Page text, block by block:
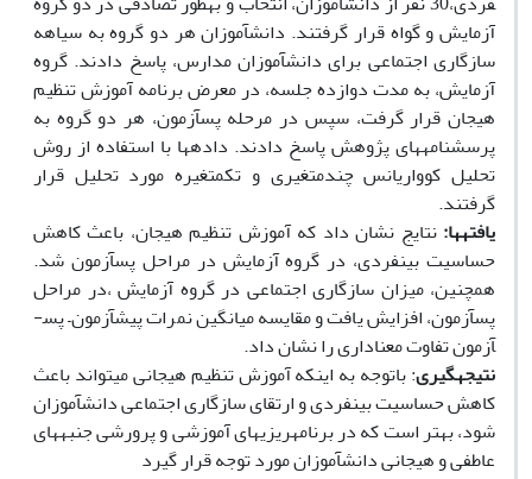
آزمایش و گواه قرار گرفتند. دانش­آموزان هر دو گروه به سیاهه
سازگاری اجتماعی برای دانش­آموزان مدارس، پاسخ دادند. گروه
آزمایش، به مدت دوازده جلسه، در معرض برنامه آموزش تنظیم
هیجان قرار گرفت، سپس در مرحله پس­آزمون، هر دو گروه به
پرسش­نامه­های پژوهش پاسخ دادند. داده­ها با استفاده از روش
تحلیل کوواریانس چندمتغیری و تک­متغیره مورد تحلیل قرار
گرفتند.
یافته­ها: نتایج نشان داد که آموزش تنظیم هیجان، باعث کاهش
حساسیت بین­فردی، در گروه آزمایش در مراحل پس­آزمون شد.
همچنین، میزان سازگاری اجتماعی در گروه آزمایش ،در مراحل
پس­آزمون، افزایش یافت و مقایسه میانگین نمرات پیش­آزمون– پس­
آزمون تفاوت معناداری را نشان داد.
نتیجه­گیری: باتوجه به اینکه آموزش تنظیم هیجانی می­تواند باعث
کاهش حساسیت بین­فردی و ارتقای سازگاری اجتماعی دانش­آموزان
شود، بهتر است که در برنامه­ریزی­های آموزشی و پرورشی جنبه­های
عاطفی و هیجانی دانش­آموزان مورد توجه قرار گیرد